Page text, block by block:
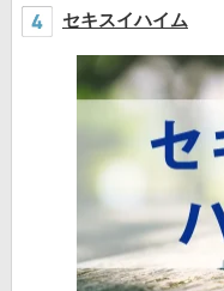
セキスイハイム